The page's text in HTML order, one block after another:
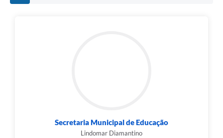
Secretaria Municipal de Educação
Lindomar Diamantino